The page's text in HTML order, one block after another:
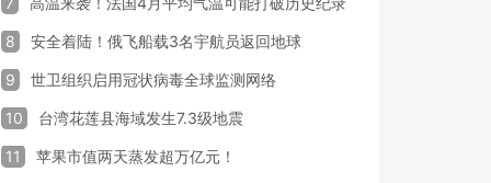
8 安全着陆！俄飞船载3名宇航员返回地球
9 世卫组织启用冠状病毒全球监测网络
10 台湾花莲县海域发生7.3级地震
11 苹果市值两天蒸发超万亿元！